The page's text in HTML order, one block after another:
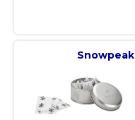
Snowpeak